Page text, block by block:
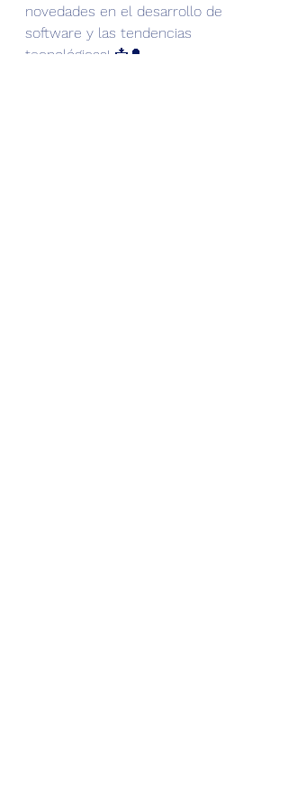
novedades en el desarrollo de
software y las tendencias
tecnológicas! 📩🔔